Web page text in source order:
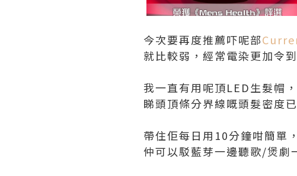
今次要再度推薦吓呢部
就比較弱，經常電染更加令
我一直有用呢頂LED生髮帽
睇頭頂條分界線嘅頭髮密度
帶住佢每日用10分鐘咁簡單
仲可以駁藍芽一邊聽歌/煲劇